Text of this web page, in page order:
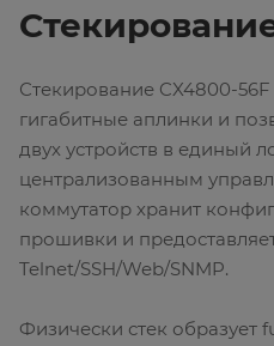
Стекирование CX4800-
гигабитные аплинки и
двух устройств в единый
централизованным
коммутатор хранит
прошивки и
Telnet/SSH/Web/SNMP.
Физически стек образует